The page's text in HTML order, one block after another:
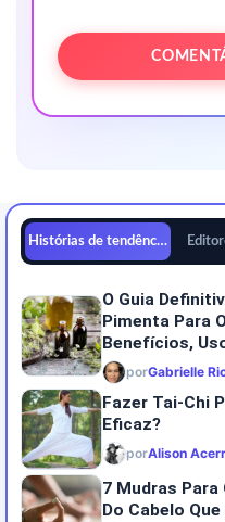
Histórias de tendências
O Guia
Pimenta Para
Benefícios,
porGabrielle
Fazer Tai-Chi
Eficaz?
porAlison
7 Mudras
Do Cabelo